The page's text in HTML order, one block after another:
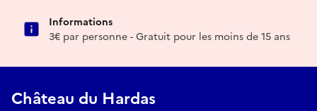
Informations
3€ par personne - Gratuit pour les moins de 15 ans
Château du Hardas